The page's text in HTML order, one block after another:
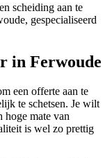
scheiding aan te
gespecialiseerd
in Ferwoude
een offerte aan te
te schetsen. Je wilt
hoge mate van
is wel zo prettig